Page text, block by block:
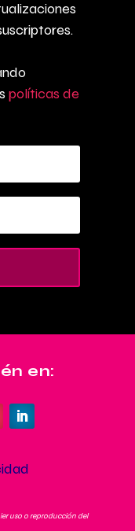
políticas de
en:
uso o reproducción del